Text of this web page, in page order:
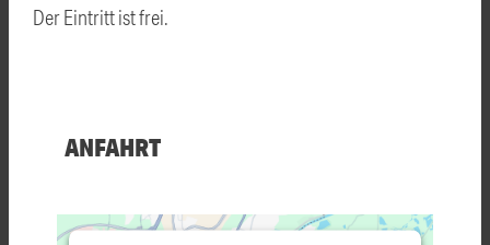
Der Eintritt ist frei.
ANFAHRT